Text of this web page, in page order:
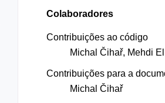
Colaboradores
Contribuições ao código
Michal Čihař, Mehdi
Contribuições para a
Michal Čihař